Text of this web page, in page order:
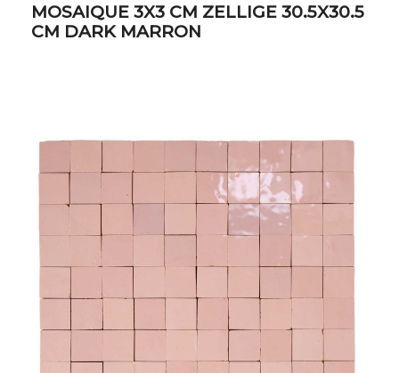
MOSAIQUE 3X3 CM ZELLIGE 30.5X30.5
CM DARK MARRON